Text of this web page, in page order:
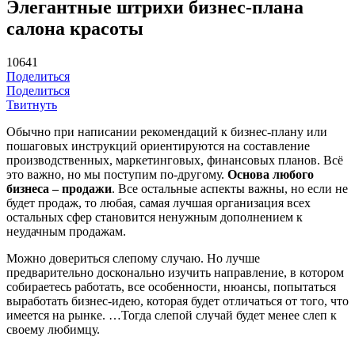
Элегантные штрихи бизнес-плана
салона красоты
10641
Поделиться
Поделиться
Твитнуть
Обычно при написании рекомендаций к бизнес-плану или
пошаговых инструкций ориентируются на составление
производственных, маркетинговых, финансовых планов. Всё
это важно, но мы поступим по-другому. Основа любого
бизнеса – продажи. Все остальные аспекты важны, но если не
будет продаж, то любая, самая лучшая организация всех
остальных сфер становится ненужным дополнением к
неудачным продажам.
Можно довериться слепому случаю. Но лучше
предварительно досконально изучить направление, в котором
собираетесь работать, все особенности, нюансы, попытаться
выработать бизнес-идею, которая будет отличаться от того, что
имеется на рынке. …Тогда слепой случай будет менее слеп к
своему любимцу.